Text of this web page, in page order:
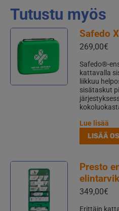
Tutustu myös
Safedo
269,00€
Safedo®-
kattavalla
liikkuu
sisätaskut
Lue lisää
LISÄÄ
Presto
349,00€
Erittäin